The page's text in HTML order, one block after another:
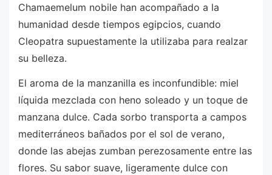
Chamaemelum nobile han acompañado a la
humanidad desde tiempos egipcios, cuando
Cleopatra supuestamente la utilizaba para realzar
su belleza.
El aroma de la manzanilla es inconfundible: miel
líquida mezclada con heno soleado y un toque de
manzana dulce. Cada sorbo transporta a campos
mediterráneos bañados por el sol de verano,
donde las abejas zumban perezosamente entre las
flores. Su sabor suave, ligeramente dulce con